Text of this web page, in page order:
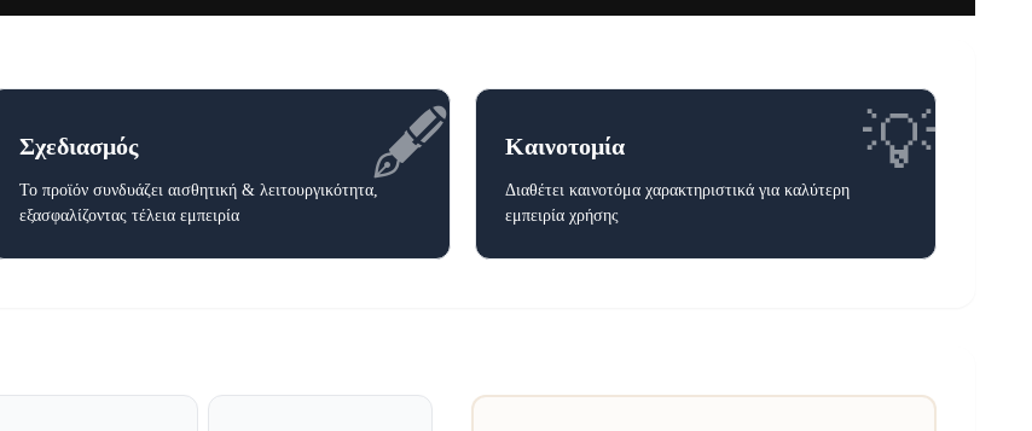
🖋️
Σχεδιασμός
Το προϊόν συνδυάζει αισθητική & λειτουργικότητα,
εξασφαλίζοντας τέλεια εμπειρία
💡
Καινοτομία
Διαθέτει καινοτόμα χαρακτηριστικά για καλύτερη
εμπειρία χρήσης